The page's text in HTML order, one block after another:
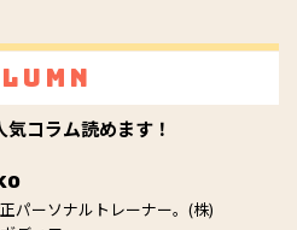
コラム読めます！
パーソナルトレーナー。(株)